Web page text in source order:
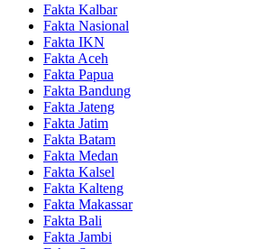
Fakta Kalbar
Fakta Nasional
Fakta IKN
Fakta Aceh
Fakta Papua
Fakta Bandung
Fakta Jateng
Fakta Jatim
Fakta Batam
Fakta Medan
Fakta Kalsel
Fakta Kalteng
Fakta Makassar
Fakta Bali
Fakta Jambi